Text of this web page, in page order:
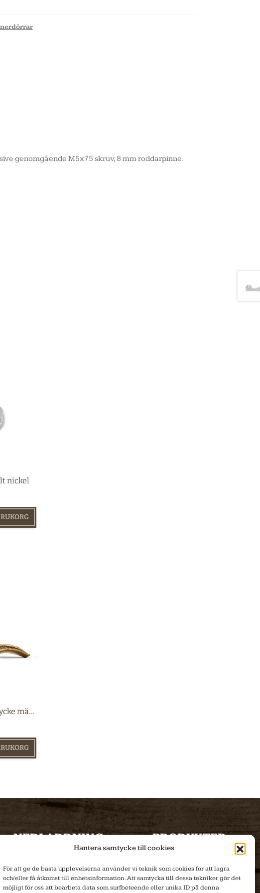
Hantera samtycke till cookies
För att ge de bästa upplevelserna använder vi teknik som cookies för att lagra
och/eller få åtkomst till enhetsinformation. Att samtycka till dessa tekniker gör det
möjligt för oss att bearbeta data som surfbeteende eller unika ID på denna
genomgående M5x75 skruv, 8 mm roddarpinne.
nickel
475 Ytterdörrstrycke mässing
NEDLADDNING
Produktblad
Bilder
PRODUKTER
Produktinfo
E-handel